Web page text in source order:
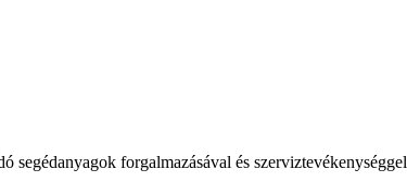
segédanyagok forgalmazásával és szerviztevékenységgel